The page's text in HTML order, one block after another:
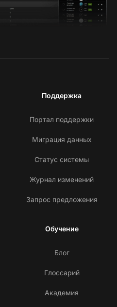
Поддержка
Портал поддержки
Миграция данных
Статус системы
Журнал изменений
Запрос предложения
Обучение
Блог
Глоссарий
Академия